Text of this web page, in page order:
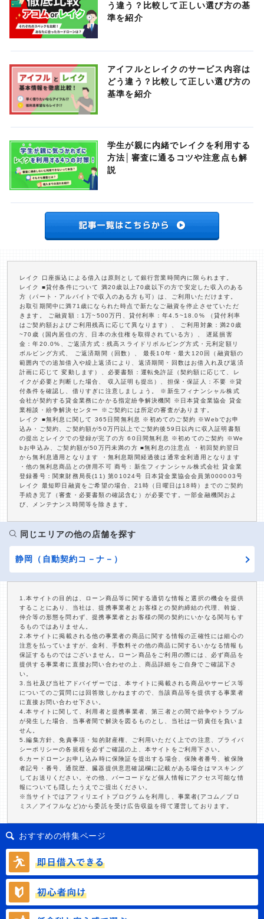
う違う？比較して正しい選び方の基
準を紹介
アイフルとレイクのサービス内容は
どう違う？比較して正しい選び方の
基準を紹介
学生が親に内緒でレイクを利用する
方法│審査に通るコツや注意点も解
説
レイク 口座振込による借入は原則として銀行営業時間内に限られます。
レイク ■貸付条件について 満20歳以上70歳以下の方で安定した収入のある
方（パート・アルバイトで収入のある方も可）は、ご利用いただけます。
お取引期間中に満71歳になられた時点で新たなご融資を停止させていただ
きます。 ご融資額：1万~500万円、貸付利率：年4.5~18.0% （貸付利率
はご契約額およびご利用残高に応じて異なります）、 ご利用対象：満20歳
~70歳（国内居住の方、日本の永住権を取得されている方）、 遅延損害
金：年20.0%、ご返済方式：残高スライドリボルビング方式・元利定額リ
ボルビング方式、 ご返済期間（回数）、 最長10年・最大120回（融資額の
範囲内での追加借入や繰上返済により、返済期間・回数はお借入れ及び返済
計画に応じて 変動します）、必要書類：運転免許証（契約額に応じて、レ
イクが必要と判断した場合、 収入証明も提出）、担保・保証人：不要 ※貸
付条件を確認し、借りすぎに注意しましょう。 ※新生フィナンシャル株式
会社が契約する貸金業務にかかる指定紛争解決機関 ※日本貸金業協会 貸金
業相談・紛争解決センター ※ご契約には所定の審査があります。
レイク ■無利息に関して 365日間無利息 ※初めてのご契約 ※Webでお申
込み・ご契約、ご契約額が50万円以上でご契約後59日以内に収入証明書類
の提出とレイクでの登録が完了の方 60日間無利息 ※初めてのご契約 ※We
bお申込み、ご契約額が50万円未満の方 ■無利息の注意点 ・初回契約翌日
から無利息適用となります ・無利息期間経過後は通常金利適用となります
・他の無利息商品との併用不可 商号：新生フィナンシャル株式会社 貸金業
登録番号：関東財務局長(11) 第01024号 日本貸金業協会会員第000003号
レイク 最短即日融資をご希望の場合、21時（日曜日は18時）までのご契約
手続き完了（審査・必要書類の確認含む）が必要です。一部金融機関およ
び、メンテナンス時間等を除きます。
同じエリアの他の店舗を探す
静岡（自動契約コ－ナ－）
1.本サイトの目的は、ローン商品等に関する適切な情報と選択の機会を提供
することにあり、当社は、提携事業者とお客様との契約締結の代理、斡旋、
仲介等の形態を問わず、提携事業者とお客様の間の契約にいかなる関与もす
るものではありません。
2.本サイトに掲載される他の事業者の商品に関する情報の正確性には細心の
注意を払っていますが、金利、手数料その他の商品に関するいかなる情報も
保証するものではございません。ローン商品をご利用の際には、必ず商品を
提供する事業者に直接お問い合わせの上、商品詳細をご自身でご確認下さ
い。
3.当社及び当社アドバイザーでは、本サイトに掲載される商品やサービス等
についてのご質問には回答致しかねますので、当該商品等を提供する事業者
に直接お問い合わせ下さい。
4.本サイトに関して、利用者と提携事業者、第三者との間で紛争やトラブル
が発生した場合、当事者間で解決を図るものとし、当社は一切責任を負いま
せん。
5.編集方針、免責事項・知的財産権、ご利用いただく上での注意、プライバ
シーポリシーの各規程を必ずご確認の上、本サイトをご利用下さい。
6.カードローンお申し込み時に保険証を提出する場合、保険者番号、被保険
者記号・番号、通院歴、臓器提供意思確認欄に記載がある場合はマスキング
してお送りください。その他、バーコードなど個人情報にアクセス可能な情
報についても隠したうえでご提出ください。
※当サイトではアフィリエイトプログラムを利用し、事業者(アコム／プロ
ミス／アイフルなど)から委託を受け広告収益を得て運営しております。
おすすめの特集ページ